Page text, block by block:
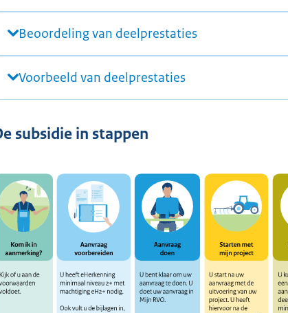
Beoordeling van deelprestaties
Voorbeeld van deelprestaties
subsidie in stappen